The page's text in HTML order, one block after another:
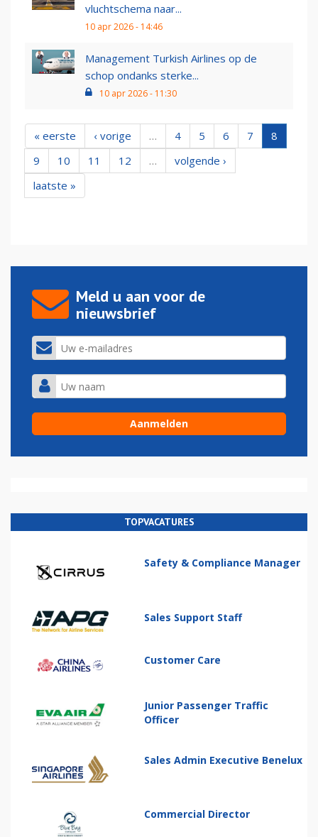
vluchtschema naar...
10 apr 2026 - 14:46
Management Turkish Airlines op de
schop ondanks sterke...
10 apr 2026 - 11:30
« eerste ‹ vorige … 4 5 6 7
8
9
10 11 12 …
volgende ›
laatste »
Meld u aan voor de
nieuwsbrief
TOPVACATURES
Safety & Compliance Manager
Sales Support Staff
Customer Care
Junior Passenger Traffic
Officer
Sales Admin Executive Benelux
Commercial Director